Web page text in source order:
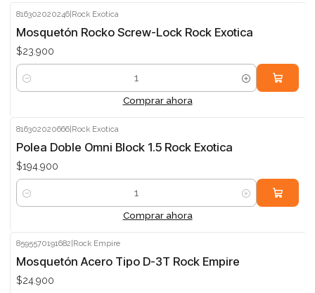
816302020246|Rock Exotica
Mosquetón Rocko Screw-Lock Rock Exotica
$23.900
Cantidad
Comprar ahora
816302020666|Rock Exotica
Polea Doble Omni Block 1.5 Rock Exotica
$194.900
Cantidad
Comprar ahora
8595570191682 Rock Empire
Mosquetón Acero Tipo D-3T Rock Empire
$24.900